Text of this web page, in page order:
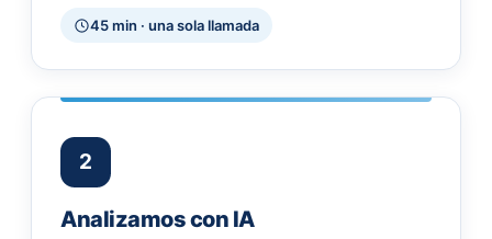
45 min · una sola llamada
2
Analizamos con IA